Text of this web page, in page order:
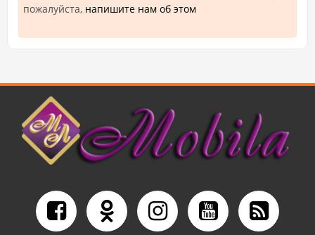
пожалуйста, напишите нам об этом